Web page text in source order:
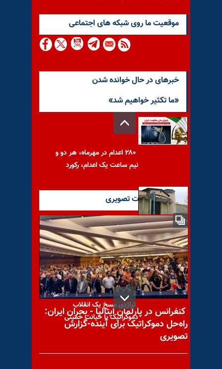
موقعيت ما روى شبكه هاى اجتماعى
خبرهای در حال خوانده شدن
«ما تکثیر خواهیم شد»
۲۸۰ اعدام در مهرماه، هر دو و
نیم ساعت یک اعدام، رکورد
شیوع ابتلا به کرونا در زندان
ارومیه؛ خودداری دژخیمان
خامنه‌ای از آزادی
تراژدی مسخ یک انقلاب
دموکراتیک با خیانت خمینی
آخرین گزارشات تصویری
کنفرانس در پارلمان ایتالیا - بحران ایران:
راه‌حل دموکراتیک برای آینده-گزارش
تصویری